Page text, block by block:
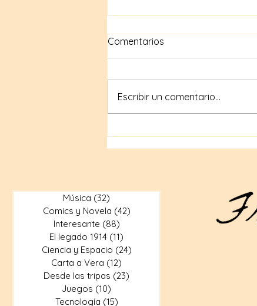
Tiendas en línea para
Comentarios
Escribir un comentario...
Música (32)
Comics y Novela (42)
Interesante (88)
El legado 1914 (11)
Ciencia y Espacio (24)
Carta a Vera (12)
Desde las tripas (23)
Juegos (10)
Tecnología (15)